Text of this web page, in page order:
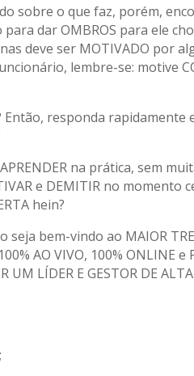
sobre o que faz, porém,
dar OMBROS para ele
deve ser MOTIVADO por
lembre-se: motive
responda rapidamente
na prática, sem
e DEMITIR no
hein?
bem-vindo ao MAIOR
AO VIVO, 100% ONLINE e
UM LÍDER E GESTOR DE